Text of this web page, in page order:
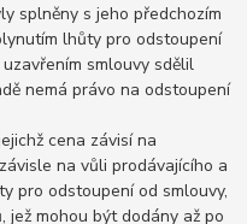
splněny s jeho předchozím
lhůty pro odstoupení
smlouvy sdělil
nemá právo na odstoupení
cena závisí na
na vůli prodávajícího a
pro odstoupení od smlouvy,
jež mohou být dodány až po